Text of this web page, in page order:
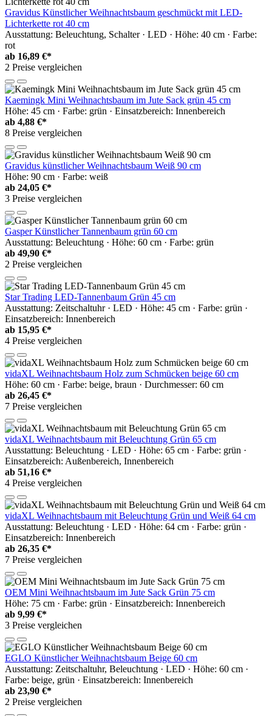
Gravidus Künstlicher Weihnachtsbaum geschmückt mit LED-
Lichterkette rot 40 cm
Ausstattung: Beleuchtung, Schalter · LED · Höhe: 40 cm · Farbe:
rot
ab 16,89 €*
2 Preise vergleichen
Kaemingk Mini Weihnachtsbaum im Jute Sack grün 45 cm
Höhe: 45 cm · Farbe: grün · Einsatzbereich: Innenbereich
ab 4,88 €*
8 Preise vergleichen
Gravidus künstlicher Weihnachtsbaum Weiß 90 cm
Höhe: 90 cm · Farbe: weiß
ab 24,05 €*
3 Preise vergleichen
Gasper Künstlicher Tannenbaum grün 60 cm
Ausstattung: Beleuchtung · Höhe: 60 cm · Farbe: grün
ab 49,90 €*
2 Preise vergleichen
Star Trading LED-Tannenbaum Grün 45 cm
Ausstattung: Zeitschaltuhr · LED · Höhe: 45 cm · Farbe: grün ·
Einsatzbereich: Innenbereich
ab 15,95 €*
4 Preise vergleichen
vidaXL Weihnachtsbaum Holz zum Schmücken beige 60 cm
Höhe: 60 cm · Farbe: beige, braun · Durchmesser: 60 cm
ab 26,45 €*
7 Preise vergleichen
vidaXL Weihnachtsbaum mit Beleuchtung Grün 65 cm
Ausstattung: Beleuchtung · LED · Höhe: 65 cm · Farbe: grün ·
Einsatzbereich: Außenbereich, Innenbereich
ab 51,16 €*
4 Preise vergleichen
vidaXL Weihnachtsbaum mit Beleuchtung Grün und Weiß 64 cm
Ausstattung: Beleuchtung · LED · Höhe: 64 cm · Farbe: grün ·
Einsatzbereich: Innenbereich
ab 26,35 €*
7 Preise vergleichen
OEM Mini Weihnachtsbaum im Jute Sack Grün 75 cm
Höhe: 75 cm · Farbe: grün · Einsatzbereich: Innenbereich
ab 9,99 €*
3 Preise vergleichen
EGLO Künstlicher Weihnachtsbaum Beige 60 cm
Ausstattung: Zeitschaltuhr, Beleuchtung · LED · Höhe: 60 cm ·
Farbe: beige, grün · Einsatzbereich: Innenbereich
ab 23,90 €*
2 Preise vergleichen